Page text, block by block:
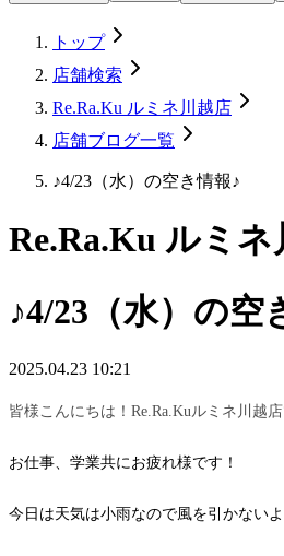
トップ
店舗検索
Re.Ra.Ku ルミネ川越店
店舗ブログ一覧
♪4/23（水）の空き情報♪
Re.Ra.Ku ルミネ
♪4/23（水）の空
2025.04.23 10:21
皆様こんにちは！Re.Ra.Kuルミネ川越店
お仕事、学業共にお疲れ様です！
今日は天気は小雨なので風を引かない